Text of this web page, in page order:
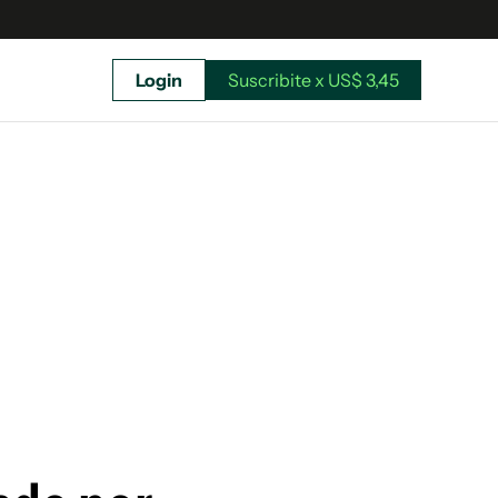
Login Suscribite x US$ 3,45